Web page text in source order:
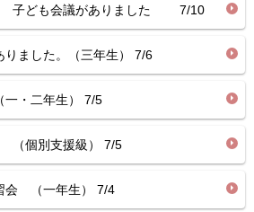
子ども会議がありました 7/10
りました。（三年生） 7/6
一・二年生） 7/5
個別支援級） 7/5
会 （一年生） 7/4